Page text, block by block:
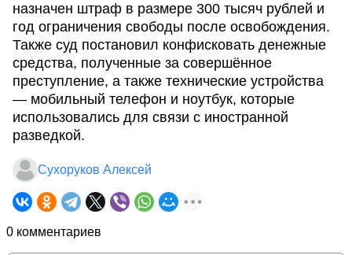
назначен штраф в размере 300 тысяч рублей и
год ограничения свободы после освобождения.
Также суд постановил конфисковать денежные
средства, полученные за совершённое
преступление, а также технические устройства
— мобильный телефон и ноутбук, которые
использовались для связи с иностранной
разведкой.
Сухоруков Алексей
0 комментариев